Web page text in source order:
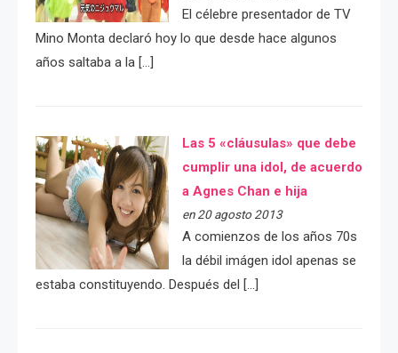
El célebre presentador de TV
Mino Monta declaró hoy lo que desde hace algunos
años saltaba a la […]
Las 5 «cláusulas» que debe
cumplir una idol, de acuerdo
a Agnes Chan e hija
en 20 agosto 2013
A comienzos de los años 70s
la débil imágen idol apenas se
estaba constituyendo. Después del […]